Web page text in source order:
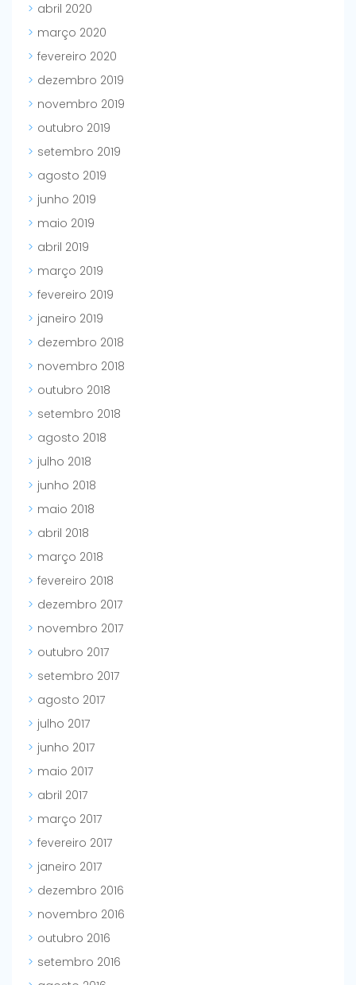
abril 2020
março 2020
fevereiro 2020
dezembro 2019
novembro 2019
outubro 2019
setembro 2019
agosto 2019
junho 2019
maio 2019
abril 2019
março 2019
fevereiro 2019
janeiro 2019
dezembro 2018
novembro 2018
outubro 2018
setembro 2018
agosto 2018
julho 2018
junho 2018
maio 2018
abril 2018
março 2018
fevereiro 2018
dezembro 2017
novembro 2017
outubro 2017
setembro 2017
agosto 2017
julho 2017
junho 2017
maio 2017
abril 2017
março 2017
fevereiro 2017
janeiro 2017
dezembro 2016
novembro 2016
outubro 2016
setembro 2016